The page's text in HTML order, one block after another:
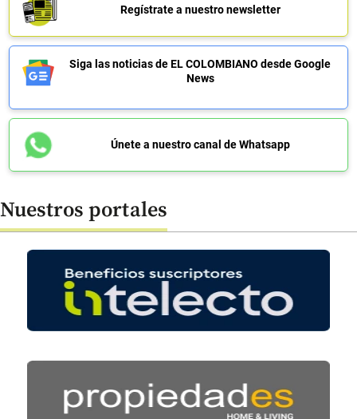
Regístrate a nuestro newsletter
Siga las noticias de EL COLOMBIANO desde Google
News
Únete a nuestro canal de Whatsapp
Nuestros portales